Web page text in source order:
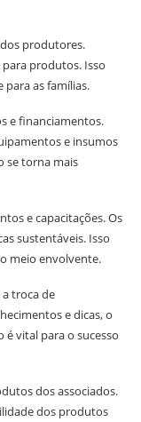
produtores.
produtos. Isso
as famílias.
e financiamentos.
e insumos
se torna mais
e capacitações. Os
sustentáveis. Isso
meio envolvente.
troca de
e dicas, o
é vital para o sucesso
dos associados.
dos produtos